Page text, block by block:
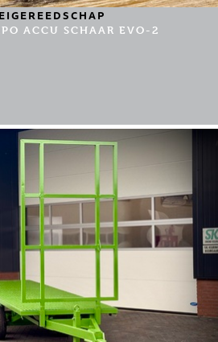
ACCU SCHAAR EVO-2